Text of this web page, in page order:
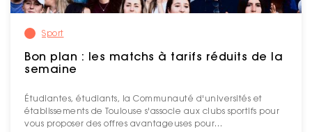
Sport
Bon plan : les matchs à tarifs réduits de la
semaine
Étudiantes, étudiants, la Communauté d'universités et
établissements de Toulouse s'associe aux clubs sportifs pour
vous proposer des offres avantageuses pour…